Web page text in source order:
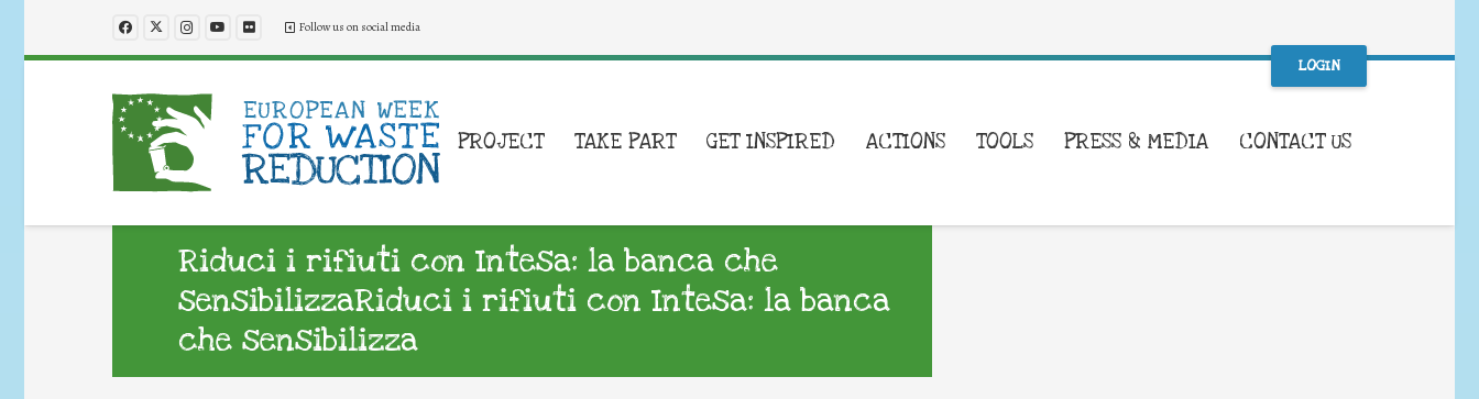
Follow us on social media
LOGIN
PROJECT TAKE PART GET INSPIRED ACTIONS TOOLS PRESS & MEDIA CONTACT US
Riduci i rifiuti con Intesa: la banca che
sensibilizzaRiduci i rifiuti con Intesa: la banca
che sensibilizza